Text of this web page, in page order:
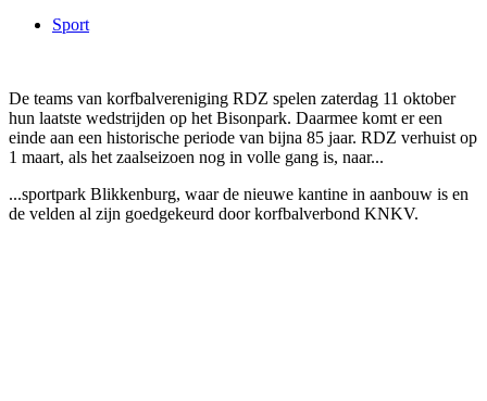
Sport
De teams van korfbalvereniging RDZ spelen zaterdag 11 oktober
hun laatste wedstrijden op het Bisonpark. Daarmee komt er een
einde aan een historische periode van bijna 85 jaar. RDZ verhuist op
1 maart, als het zaalseizoen nog in volle gang is, naar...
...sportpark Blikkenburg, waar de nieuwe kantine in aanbouw is en
de velden al zijn goedgekeurd door korfbalverbond KNKV.